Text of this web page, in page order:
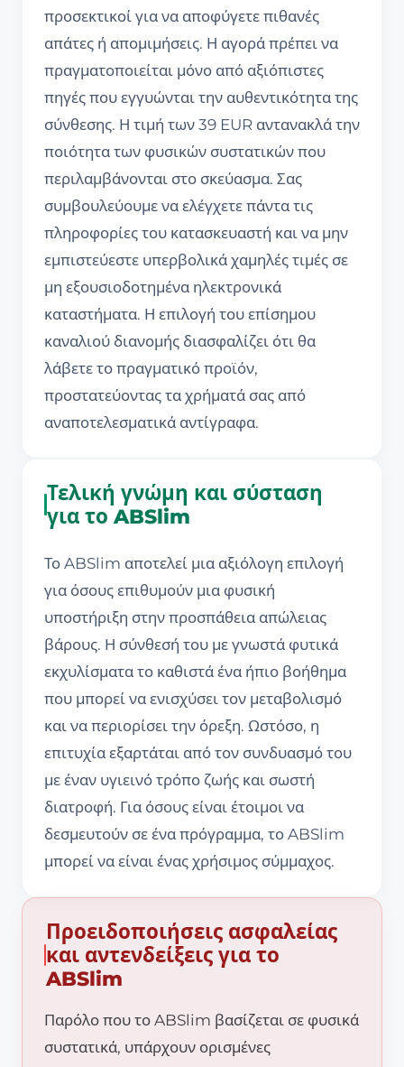
προσεκτικοί για να αποφύγετε πιθανές
απάτες ή απομιμήσεις. Η αγορά πρέπει να
πραγματοποιείται μόνο από αξιόπιστες
πηγές που εγγυώνται την αυθεντικότητα της
σύνθεσης. Η τιμή των 39 EUR αντανακλά την
ποιότητα των φυσικών συστατικών που
περιλαμβάνονται στο σκεύασμα. Σας
συμβουλεύουμε να ελέγχετε πάντα τις
πληροφορίες του κατασκευαστή και να μην
εμπιστεύεστε υπερβολικά χαμηλές τιμές σε
μη εξουσιοδοτημένα ηλεκτρονικά
καταστήματα. Η επιλογή του επίσημου
καναλιού διανομής διασφαλίζει ότι θα
λάβετε το πραγματικό προϊόν,
προστατεύοντας τα χρήματά σας από
αναποτελεσματικά αντίγραφα.
Τελική γνώμη και σύσταση
για το ABSlim
Το ABSlim αποτελεί μια αξιόλογη επιλογή
για όσους επιθυμούν μια φυσική
υποστήριξη στην προσπάθεια απώλειας
βάρους. Η σύνθεσή του με γνωστά φυτικά
εκχυλίσματα το καθιστά ένα ήπιο βοήθημα
που μπορεί να ενισχύσει τον μεταβολισμό
και να περιορίσει την όρεξη. Ωστόσο, η
επιτυχία εξαρτάται από τον συνδυασμό του
με έναν υγιεινό τρόπο ζωής και σωστή
διατροφή. Για όσους είναι έτοιμοι να
δεσμευτούν σε ένα πρόγραμμα, το ABSlim
μπορεί να είναι ένας χρήσιμος σύμμαχος.
Προειδοποιήσεις ασφαλείας
και αντενδείξεις για το
ABSlim
Παρόλο που το ABSlim βασίζεται σε φυσικά
συστατικά, υπάρχουν ορισμένες